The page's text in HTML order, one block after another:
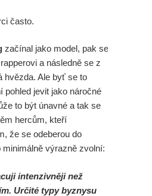
často.
začínal jako model, pak se
a následně se z
hvězda. Ale byť se to
pohled jevit jako náročné
to být únavné a tak se
hercům, kteří
že se odeberou do
minimálně výrazně zvolní:
intenzivněji než
Určité typy byznysu